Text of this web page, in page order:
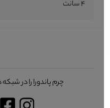
چرم پاندورا را در